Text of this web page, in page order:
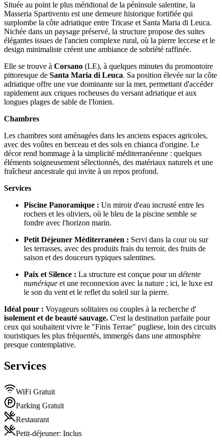
Située au point le plus méridional de la péninsule salentine, la
Masseria Spartivento est une demeure historique fortifiée qui
surplombe la côte adriatique entre Tricase et Santa Maria di Leuca.
Nichée dans un paysage préservé, la structure propose des suites
élégantes issues de l'ancien complexe rural, où la pierre leccese et le
design minimaliste créent une ambiance de sobriété raffinée.
Elle se trouve à Corsano (LE), à quelques minutes du promontoire
pittoresque de Santa Maria di Leuca. Sa position élevée sur la côte
adriatique offre une vue dominante sur la mer, permettant d'accéder
rapidement aux criques rocheuses du versant adriatique et aux
longues plages de sable de l'Ionien.
Chambres
Les chambres sont aménagées dans les anciens espaces agricoles,
avec des voûtes en berceau et des sols en chianca d'origine. Le
décor rend hommage à la simplicité méditerranéenne : quelques
éléments soigneusement sélectionnés, des matériaux naturels et une
fraîcheur ancestrale qui invite à un repos profond.
Services
Piscine Panoramique : Un miroir d'eau incrusté entre les
rochers et les oliviers, où le bleu de la piscine semble se
fondre avec l'horizon marin.
Petit Déjeuner Méditerranéen : Servi dans la cour ou sur
les terrasses, avec des produits frais du terroir, des fruits de
saison et des douceurs typiques salentines.
Paix et Silence : La structure est conçue pour un détente
numérique et une reconnexion avec la nature ; ici, le luxe est
le son du vent et le reflet du soleil sur la pierre.
Idéal pour : Voyageurs solitaires ou couples à la recherche d'
isolement et de beauté sauvage. C'est la destination parfaite pour
ceux qui souhaitent vivre le "Finis Terrae" pugliese, loin des circuits
touristiques les plus fréquentés, immergés dans une atmosphère
presque contemplative.
Services
WiFi Gratuit
Parking Gratuit
Restaurant
Petit-déjeuner: Inclus